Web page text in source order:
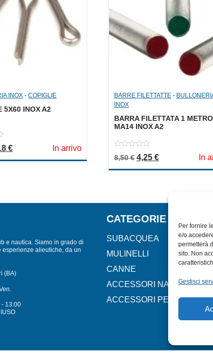
Per fornire
e/o
permetterà
sito. Non
Gestisci
INOX- COPIGLIE
5X60 INOX A2
originale era: 0,35 €.
€Il prezzo attuale è: 0,18 €.
In arrivo
BARRE FILETTATTE-
INOX
BARRA FILETTATA 1 METRO
MA14 INOX A2
out
8,50€ Il prezzo originale
4,25 €Il prezzo In
e nautica. Siamo in grado di
esperienze alieutiche, da un
(BA)
- 13:00
CATEGORIE
SUBACQUEA
MULINELLI
CANNE
ACCESSORI NAUTICI
ACCESSORI PESCA